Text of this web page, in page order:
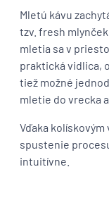
Mletú kávu
tzv. fresh
mletia sa v
praktická vidlica,
tiež možné
mletie do vrecka
Vďaka
spustenie
intuitívne.